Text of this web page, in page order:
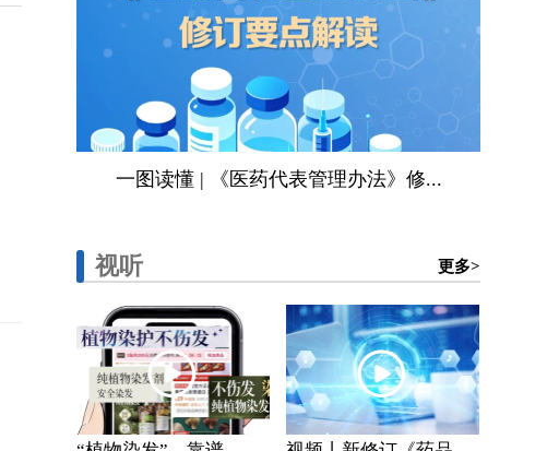
一图读懂 | 《医药代表管理办法》修...
视听 更多>